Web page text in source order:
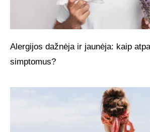
Alergijos dažnėja ir jaunėja: kaip
simptomus?